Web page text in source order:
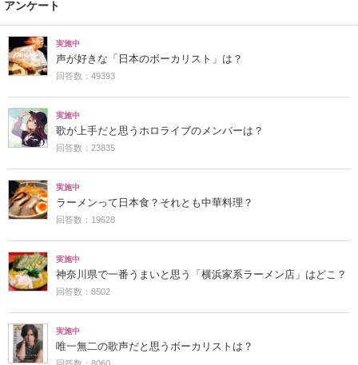
アンケート
実施中
声が好きな「日本のボーカリスト」は？
回答数：49393
実施中
歌が上手だと思うホロライブのメンバーは？
回答数：23835
実施中
ラーメンって日本食？それとも中華料理？
回答数：19628
実施中
神奈川県で一番うまいと思う「横浜家系ラーメン店」はどこ？
回答数：8502
実施中
唯一無二の歌声だと思うボーカリストは？